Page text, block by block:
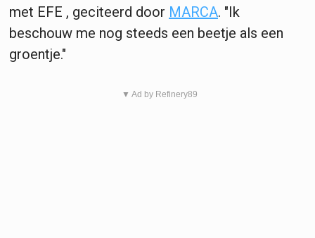
met EFE , geciteerd door MARCA. "Ik
beschouw me nog steeds een beetje als een
groentje."
▼ Ad by Refinery89